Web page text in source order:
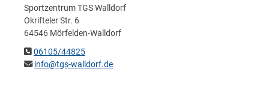
Sportzentrum TGS Walldorf
Okrifteler Str. 6
64546 Mörfelden-Walldorf
06105/44825
info@tgs-walldorf.de